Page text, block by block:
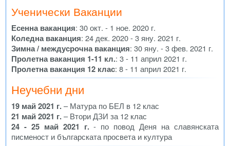
Ученически Ваканции
Есенна ваканция: 30 окт. - 1 ное. 2020 г.
Коледна ваканция: 24 дек. 2020 - 3 яну. 2021 г.
Зимна / междусрочна ваканция: 30 яну. - 3 фев. 2021 г.
Пролетна ваканция 1-11 кл.: 3 - 11 април 2021 г.
Пролетна ваканция 12 клас: 8 - 11 април 2021 г.
Неучебни дни
19 май 2021 г.– Матура по БЕЛ в 12 клас
21 май 2021 г.– Втори ДЗИ за 12 клас
24 - 25 май 2021 г.- по повод Деня на славянската
писменост и българската просвета и култура